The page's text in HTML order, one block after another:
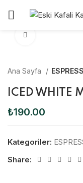
Ana Sayfa
ICED WHITE
₺190.00
Kategoriler:
Share: